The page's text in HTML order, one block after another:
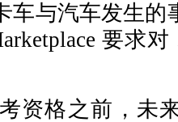
与汽车发生的
要求
资格之前，未